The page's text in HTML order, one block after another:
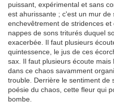
puissant, expérimental et sans
est ahurissante ; c'est un mur de
enchevêtrement de stridences
nappes de sons triturés duquel
exacerbée. Il faut plusieurs
quintessence, le jus de ces
sax. Il faut plusieurs écoute
dans ce chaos savamment
trouble. Derrière le sentiment de
poésie du chaos, cette fleur qui
bombe.